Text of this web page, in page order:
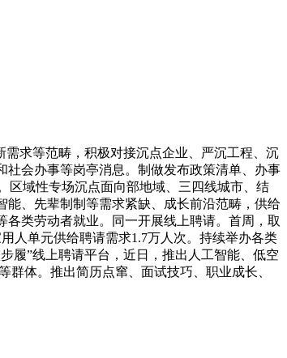
求等范畴，积极对接沉点企业、严沉工程、沉
会办事等岗亭消息。制做发布政策清单、办事
区域性专场沉点面向部地域、三四线城市、结
、先辈制制等需求紧缺、成长前沿范畴，供给
类劳动者就业。同一开展线上聘请。首周，取
人单元供给聘请需求1.7万人次。持续举办各类
履”线上聘请平台，近日，推出人工智能、低空
体。推出简历点窜、面试技巧、职业成长、